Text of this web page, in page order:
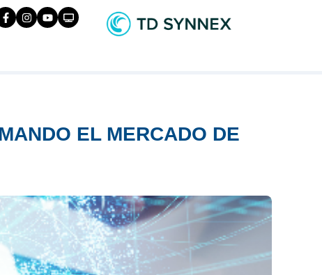
EL MERCADO DE